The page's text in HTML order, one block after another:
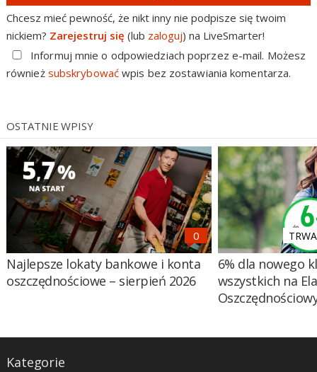
Chcesz mieć pewność, że nikt inny nie podpisze się twoim
nickiem? Zarejestruj się (lub zaloguj) na LiveSmarter!
Informuj mnie o odpowiedziach poprzez e-mail. Możesz
również subskrybowaćwpis bez zostawiania komentarza.
OSTATNIE WPISY
Najlepsze lokaty bankowe i konta
oszczędnościowe – sierpień 2026
6% dla nowego
wszystkich na
Kategorie